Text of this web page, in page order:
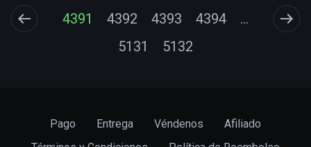
4391
4392 4393 4394
...
5131
5132
Pago Entrega Véndenos
Afiliado